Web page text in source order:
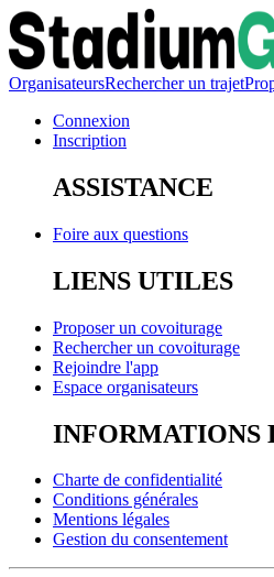
OrganisateursRechercher un trajet
Connexion
Inscription
ASSISTANCE
Foire aux questions
LIENS UTILES
Proposer un covoiturage
Rechercher un covoiturage
Rejoindre l'app
Espace organisateurs
INFORMATIONS
Charte de confidentialité
Conditions générales
Mentions légales
Gestion du consentement